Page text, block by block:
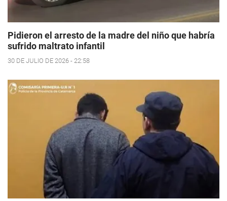
Pidieron el arresto de la madre del niño que habría
sufrido maltrato infantil
30 DE JULIO DE 2026 - 22:58